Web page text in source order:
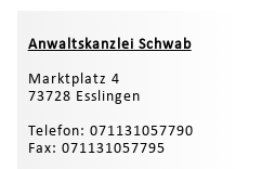
Anwaltskanzlei Schwab
Marktplatz 4
73728 Esslingen
Telefon: 071131057790
Fax: 071131057795